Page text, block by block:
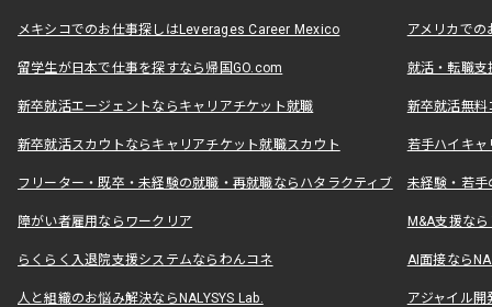
メキシコでのお仕事探しはLeverages Career Mexico アメリカで
留学生が日本で仕事を探すなら帰国GO.com 就活・転職
新卒就活エージェントならキャリアチケット就職 新卒就活無料
新卒就活スカウトならキャリアチケット就職スカウト 若手ハイキ
フリーター・既卒・未経験の就職・再就職ならハタラクティブ 未経験・若手
障がい者雇用ならワークリア M&A支援な
らくらく入退院支援システムならわんコネ AI面接なら
人と組織のお悩み解決ならNALYSYS Lab. アジャイル